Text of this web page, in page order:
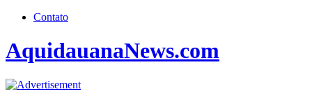
Contato
AquidauanaNews.com